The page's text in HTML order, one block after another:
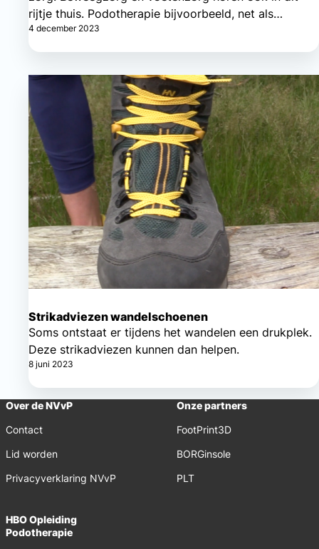
rijtje thuis. Podotherapie bijvoorbeeld, net als
fysiotherapie, logopedie en ergotherapie een
4 december 2023
Strikadviezen wandelschoenen
Soms ontstaat er tijdens het wandelen een drukplek.
Deze strikadviezen kunnen dan helpen.
8 juni 2023
Over de NVvP
Contact
Lid worden
Privacyverklaring NVvP
Onze partners
FootPrint3D
BORGinsole
PLT
HBO Opleiding
Podotherapie